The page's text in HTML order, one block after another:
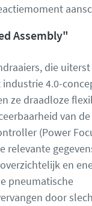
Assembly"
die
4.0-
ze draadloze
van
(Power
en
pneumatische
door